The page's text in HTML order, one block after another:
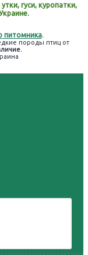
гуси, куропатки,
питомника.
породы птиц от